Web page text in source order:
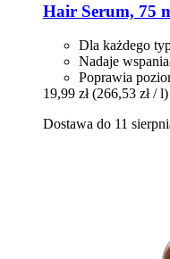
Hair Serum, 75
Dla każdego
Nadaje
Poprawia
19,99 zł (266,53 zł / l)
Dostawa do 11